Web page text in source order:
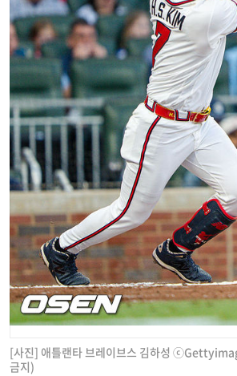
[사진] 애틀랜타 브레이브스 김하성
금지)